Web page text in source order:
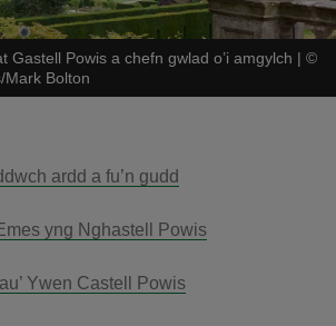
Gastell Powis a chefn gwlad o’i amgylch | ©
Mark Bolton
ardd a fu’n gudd
yng Nghastell Powis
Ywen Castell Powis